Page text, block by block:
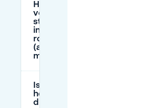
Hoe betaal ik
voor
straatparkeren
in Antwerpen
rond Harmonie
(app of
machine)?
Is er parkeergelegenheid
het Harmonie
districtskantoor/